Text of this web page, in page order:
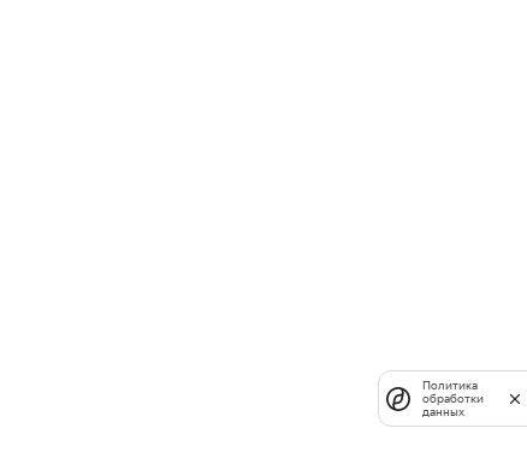
Политика
обработки
данных